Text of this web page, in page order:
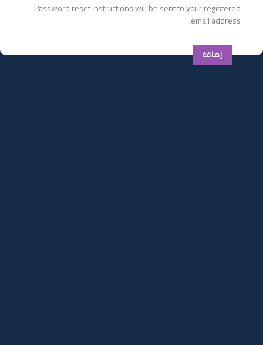
Password reset instructions will be sent to your registered
email address.